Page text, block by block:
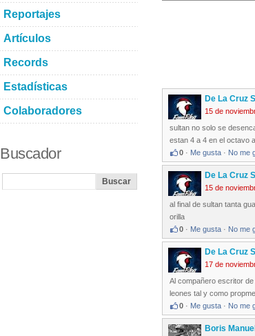
De La Cruz
15 de
sultan no solo se
estan 4 a 4 en el octavo
0 · Me gusta · No me
De La Cruz
15 de
al final de sultan tanta
orilla
0 · Me gusta · No me
De La Cruz
17 de
Al compañero escritor
leones tal y como
0 · Me gusta · No me
Boris
Reportajes
Artículos
Records
Estadísticas
Colaboradores
Buscador